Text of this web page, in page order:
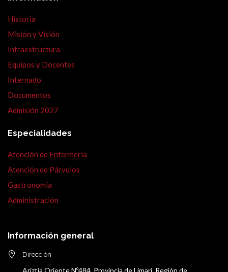
Historia
Misión y Visión
Infraestructura
Equipos y Docentes
Internado
Documentos
Admisión 2027
Especialidades
Atención de Enfermería
Atención de Párvulos
Gastronomía
Administración
Información general
Dirección
Ariztia Oriente Nº484. Provincia de Limarí, Región de